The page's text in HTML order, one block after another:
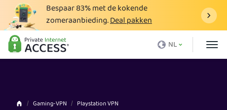
Bespaar83%met de kokende
zomeraanbieding.Deal pakken
NL
Wat is een VPN
Waarom PIA
VPN-voordelen
Gaming-VPN Playstation VPN